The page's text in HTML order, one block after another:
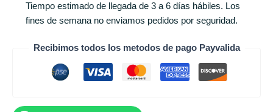
Tiempo estimado de llegada de 3 a 6 días hábiles. Los
fines de semana no enviamos pedidos por seguridad.
Recibimos todos los metodos de pago Payvalida